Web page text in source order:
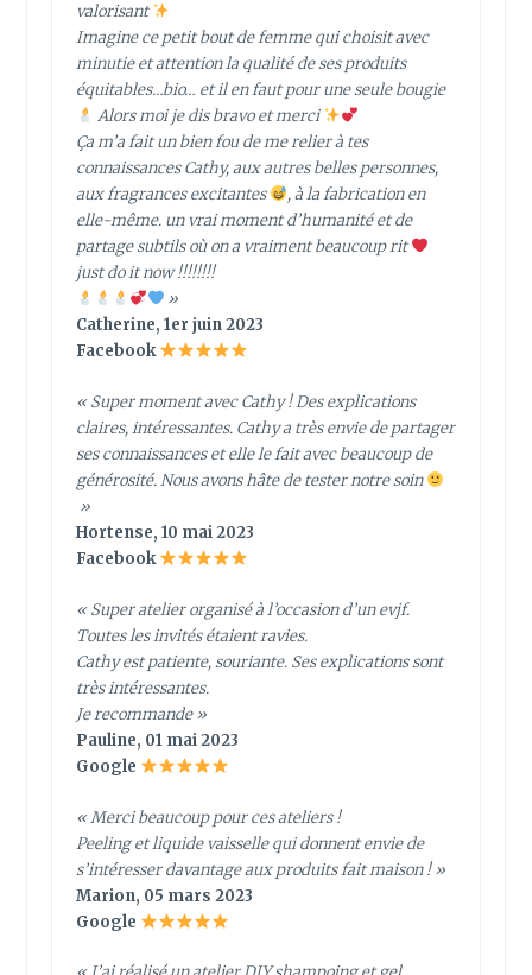
valorisant
Imagine ce petit bout de femme qui choisit avec
minutie et attention la qualité de ses produits
équitables…bio… et il en faut pour une seule bougie
Alors moi je dis bravo et merci
Ça m’a fait un bien fou de me relier à tes
connaissances Cathy, aux autres belles personnes,
aux fragrances excitantes
, à la fabrication en
elle-même. un vrai moment d’humanité et de
partage subtils où on a vraiment beaucoup rit
just do it now !!!!!!!!
»
Catherine, 1er juin 2023
Facebook
« Super moment avec Cathy ! Des explications
claires, intéressantes. Cathy a très envie de partager
ses connaissances et elle le fait avec beaucoup de
générosité. Nous avons hâte de tester notre soin
»
Hortense, 10 mai 2023
Facebook
« Super atelier organisé à l’occasion d’un evjf.
Toutes les invités étaient ravies.
Cathy est patiente, souriante. Ses explications sont
très intéressantes.
Je recommande »
Pauline, 01 mai 2023
Google
« Merci beaucoup pour ces ateliers !
Peeling et liquide vaisselle qui donnent envie de
s’intéresser davantage aux produits fait maison ! »
Marion, 05 mars 2023
Google